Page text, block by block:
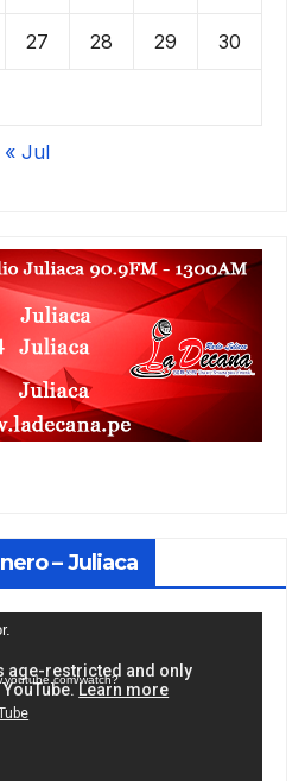
27 28 29 30
« Jul
– Juliaca
watch?